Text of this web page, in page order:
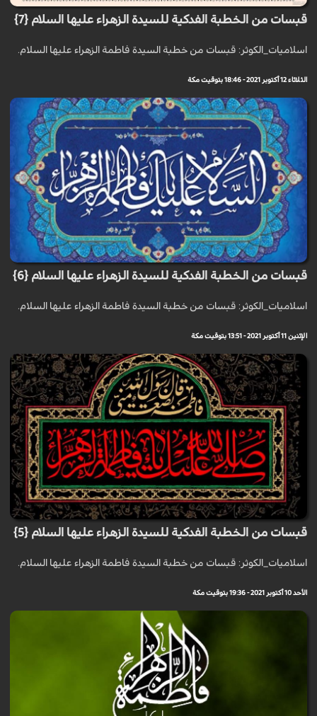
قبسات من الخطبة الفدكية للسيدة الزهراء عليها السلام {7}
اسلاميات_الكوثر: قبسات من خطبة السيدة فاطمة الزهراء عليها السلام.
الثلاثاء 12 أكتوبر 2021 - 18:46 بتوقيت مكة
قبسات من الخطبة الفدكية للسيدة الزهراء عليها السلام {6}
اسلاميات_الكوثر: قبسات من خطبة السيدة فاطمة الزهراء عليها السلام.
الإثنين 11 أكتوبر 2021 - 13:51 بتوقيت مكة
قبسات من الخطبة الفدكية للسيدة الزهراء عليها السلام {5}
اسلاميات_الكوثر: قبسات من خطبة السيدة فاطمة الزهراء عليها السلام.
الأحد 10 أكتوبر 2021 - 19:36 بتوقيت مكة